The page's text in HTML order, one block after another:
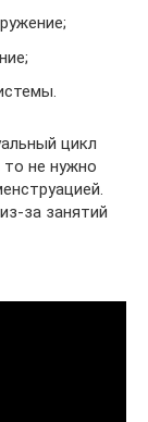
цикл
то не нужно
за занятий